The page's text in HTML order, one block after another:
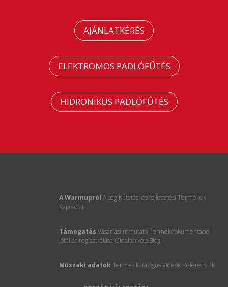
AJÁNLATKÉRÉS
ELEKTROMOS PADLÓFŰTÉS
HIDRONIKUS PADLÓFŰTÉS
A Warmupról A cég Kutatási és fejlesztési Termékek
Kapcsolat
Támogatás Vásárlási útmutatóTermékdokumentáció
Jótállás regisztrálása Oldaltérkép Blog
Műszaki adatok Termék katalógusVideók Referenciák